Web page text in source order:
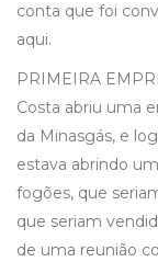
conta que foi
aqui.
PRIMEIRA
Costa abriu uma
da Minasgás, e
estava abrindo
fogões, que
que seriam
de uma reunião